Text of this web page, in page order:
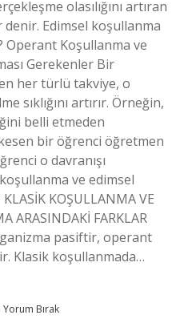
olasılığını artıran
Edimsel koşullanma
Operant Koşullanma ve
Gerekenler Bir
her türlü takviye, o
sıklığını artırır. Örneğin,
belli etmeden
bir öğrenci öğretmen
o davranışı
ve edimsel
KOŞULLANMA VE
ARASINDAKİ FARKLAR
pasiftir, operant
Klasik koşullanmada…
Yorum Bırak